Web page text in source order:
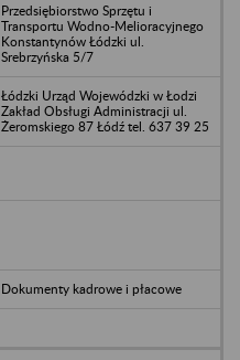
Przedsiębiorstwo Sprzętu i
Transportu Wodno-Melioracyjnego
Konstantynów Łódzki ul.
Srebrzyńska 5/7
Łódzki Urząd Wojewódzki w Łodzi
Zakład Obsługi Administracji ul.
Żeromskiego 87 Łódź tel. 637 39 25
Dokumenty kadrowe i płacowe